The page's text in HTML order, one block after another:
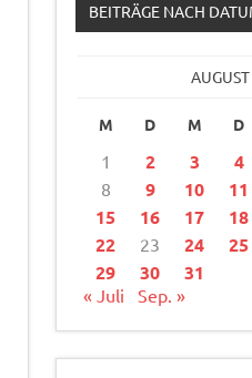
BEITRÄGE NACH
M D M D
1 2 3 4
8 9 10 11
15 16 17 18
22
23 24 25
29
30 31
« Juli Sep. »